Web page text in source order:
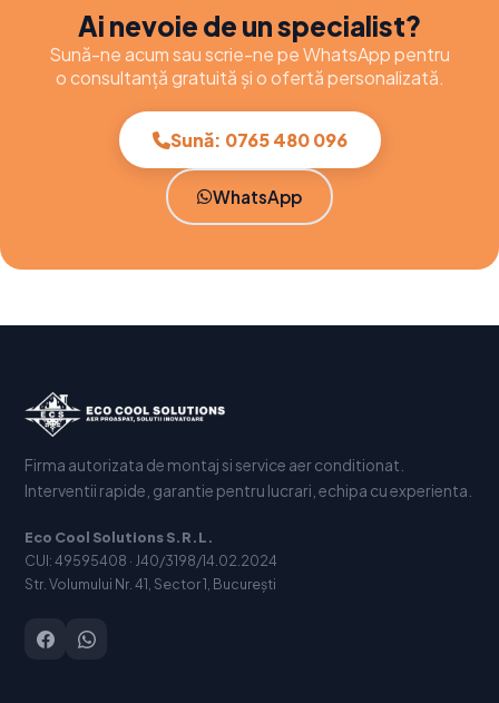
Ai nevoie de un specialist?
Sună-ne acum sau scrie-ne pe WhatsApp pentru
o consultanță gratuită și o ofertă personalizată.
Sună: 0765 480 096
WhatsApp
Firma autorizata de montaj si service aer conditionat.
Interventii rapide, garantie pentru lucrari, echipa cu experienta.
Eco Cool Solutions S.R.L.
CUI: 49595408 · J40/3198/14.02.2024
Str. Volumului Nr. 41, Sector 1, București